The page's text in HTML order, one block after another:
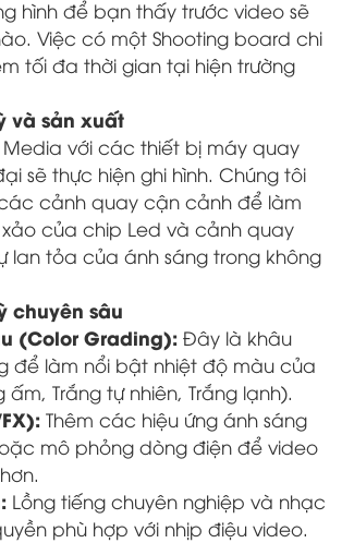
hình để bạn thấy trước video sẽ
Việc có một Shooting board chi
tối đa thời gian tại hiện trường
và sản xuất
Media với các thiết bị máy quay
sẽ thực hiện ghi hình. Chúng tôi
cảnh quay cận cảnh để làm
của chip Led và cảnh quay
lan tỏa của ánh sáng trong không
chuyên sâu
(Color Grading): Đây là khâu
để làm nổi bật nhiệt độ màu của
Trắng tự nhiên, Trắng lạnh).
Thêm các hiệu ứng ánh sáng
mô phỏng dòng điện để video
Lồng tiếng chuyên nghiệp và nhạc
phù hợp với nhịp điệu video.